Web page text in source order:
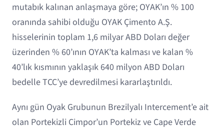
mutabık kalınan anlaşmaya göre; OYAK’ın % 100
oranında sahibi olduğu OYAK Çimento A.Ş.
hisselerinin toplam 1,6 milyar ABD Doları değer
üzerinden % 60’ının OYAK’ta kalması ve kalan %
40’lık kısmının yaklaşık 640 milyon ABD Doları
bedelle TCC’ye devredilmesi kararlaştırıldı.
Aynı gün Oyak Grubunun Brezilyalı Intercement’e ait
olan Portekizli Cimpor’un Portekiz ve Cape Verde